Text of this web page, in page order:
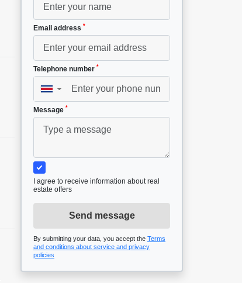
Email address *
Telephone number *
▼
Message *
I agree to receive information about real
estate offers
Send message
By submitting your data, you accept the Terms
and conditions about service and privacy
policies